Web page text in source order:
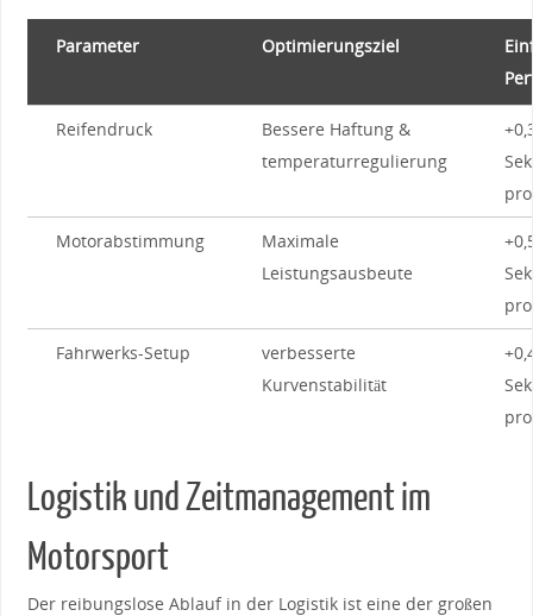
Parameter Optimierungsziel
Reifendruck
Bessere Haftung &⁣
temperaturregulierung
Motorabstimmung
Maximale
Leistungsausbeute
Fahrwerks-Setup
verbesserte
Kurvenstabilität
Logistik ‍und Zeitmanagement im
Motorsport
Der reibungslose ⁢Ablauf ⁣in der⁤ Logistik ist eine der großen